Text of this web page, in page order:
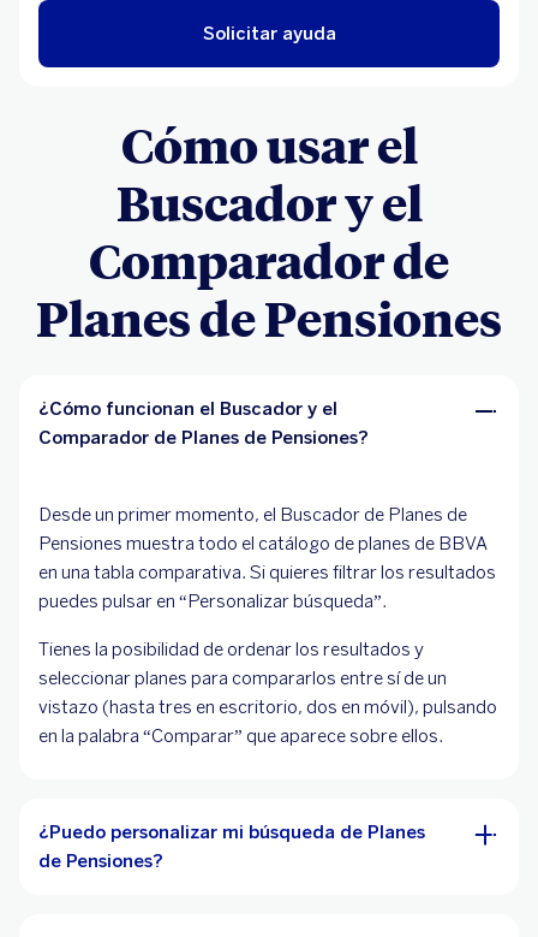
Solicitar ayuda
Cómo usar el
Buscador y el
Comparador de
Planes de Pensiones
¿Cómo funcionan el Buscador y el
Comparador de Planes de Pensiones?
Desde un primer momento, el Buscador de Planes de
Pensiones muestra todo el catálogo de planes de BBVA
en una tabla comparativa. Si quieres filtrar los resultados
puedes pulsar en “Personalizar búsqueda”.
Tienes la posibilidad de ordenar los resultados y
seleccionar planes para compararlos entre sí de un
vistazo (hasta tres en escritorio, dos en móvil), pulsando
en la palabra “Comparar” que aparece sobre ellos.
¿Puedo personalizar mi búsqueda de Planes
de Pensiones?